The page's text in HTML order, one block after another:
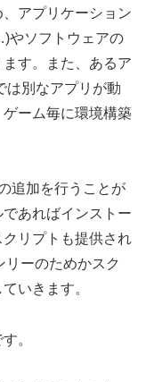
アプリケーション
やソフトウェアの
す。また、あるア
は別なアプリが動
ーム毎に環境構築
追加を行うことが
あればインストー
リプトも提供され
ーのためかスク
いきます。
。